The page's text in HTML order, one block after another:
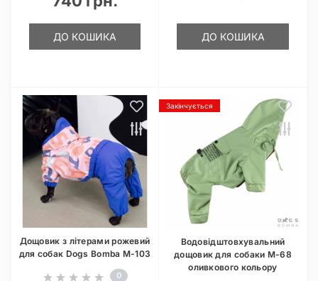
ДО КОШИКА ДО КОШИКА
Дощовик з літерами рожевий
для собак Dogs Bomba M-103
0
Закінчується
Водовідштовхувальний
дощовик для собаки M-68
оливкового кольору